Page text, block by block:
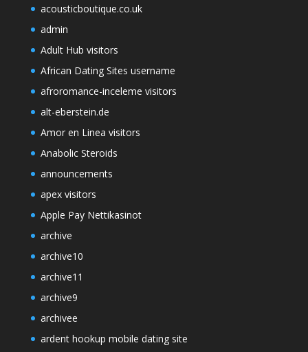
acousticboutique.co.uk
admin
Adult Hub visitors
African Dating Sites username
afroromance-inceleme visitors
alt-eberstein.de
Amor en Linea visitors
Anabolic Steroids
announcements
apex visitors
Apple Pay Nettikasinot
archive
archive10
archive11
archive9
archivee
ardent hookup mobile dating site